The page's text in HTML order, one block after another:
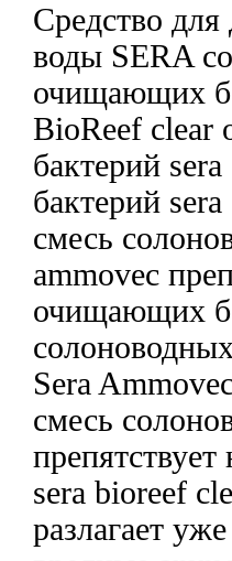
Средство для
воды SERA
очищающих
BioReef clear
бактерий sera
бактерий
смесь
ammovec
очищающих
Sera
смесь
sera bioreef
разлагает